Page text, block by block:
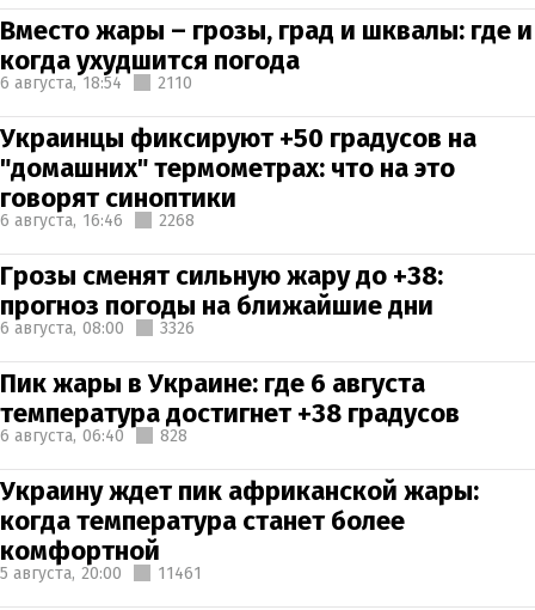
Вместо жары – грозы, град и шквалы: где и
когда ухудшится погода
6 августа, 18:54 2110
Украинцы фиксируют +50 градусов на
"домашних" термометрах: что на это
говорят синоптики
6 августа, 16:46 2268
Грозы сменят сильную жару до +38:
прогноз погоды на ближайшие дни
6 августа, 08:00 3326
Пик жары в Украине: где 6 августа
температура достигнет +38 градусов
6 августа, 06:40 828
Украину ждет пик африканской жары:
когда температура станет более
комфортной
5 августа, 20:00 11461